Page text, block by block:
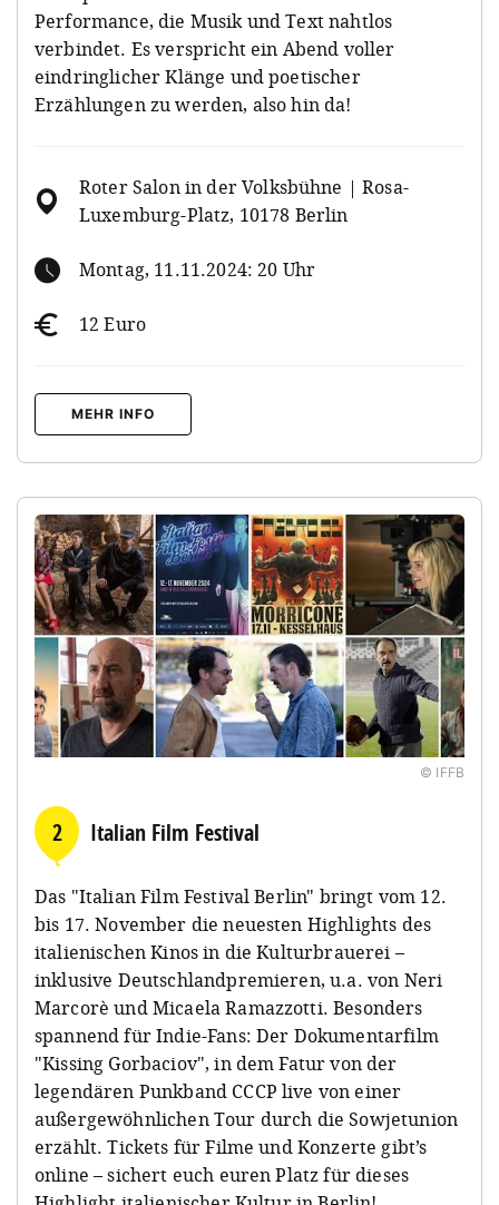
Performance, die Musik und Text nahtlos
verbindet. Es verspricht ein Abend voller
eindringlicher Klänge und poetischer
Erzählungen zu werden, also hin da!
Roter Salon in der Volksbühne | Rosa-
Luxemburg-Platz, 10178 Berlin
Montag, 11.11.2024: 20 Uhr
12 Euro
MEHR INFO
© IFFB
2 Italian Film Festival
Das "Italian Film Festival Berlin" bringt vom 12.
bis 17. November die neuesten Highlights des
italienischen Kinos in die Kulturbrauerei –
inklusive Deutschlandpremieren, u.a. von Neri
Marcorè und Micaela Ramazzotti. Besonders
spannend für Indie-Fans: Der Dokumentarfilm
"Kissing Gorbaciov", in dem Fatur von der
legendären Punkband CCCP live von einer
außergewöhnlichen Tour durch die Sowjetunion
erzählt. Tickets für Filme und Konzerte gibt’s
online – sichert euch euren Platz für dieses